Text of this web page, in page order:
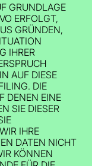
GRUNDLAGE
ERFOLGT,
GRÜNDEN,
IHRER
AUF DIESE
DIE
DENEN EINE
SIE DIESER
IHRE
DATEN NICHT
KÖNNEN